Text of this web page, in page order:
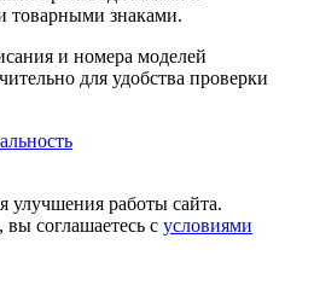
товарными знаками.
и номера моделей
для удобства проверки
улучшения работы сайта.
соглашаетесь с условиями